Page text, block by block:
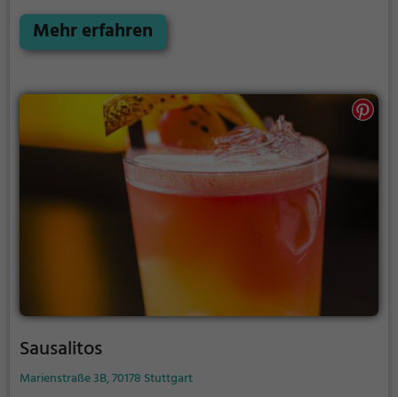
verschiedenen Geschmacksrichtungen erleben. Die
Speisekarte bietet eine vielfältige Auswahl an
die nicht nur gesund, sondern auch köstlich sind. Ob
man sich für ein leckeres Curry oder einen
erfrischenden Cocktail entscheidet, hier ist für jeden
Geschmack etwas dabei. Das Ambiente ist einladend
und verspricht einen genussvollen Aufenthalt.
Tauche ein in diese geschmackvolle Welt und lasse
dich von Saigon Village verwöhnen.
Mehr erfahren
Sausalitos
Marienstraße 3B, 70178 Stuttgart